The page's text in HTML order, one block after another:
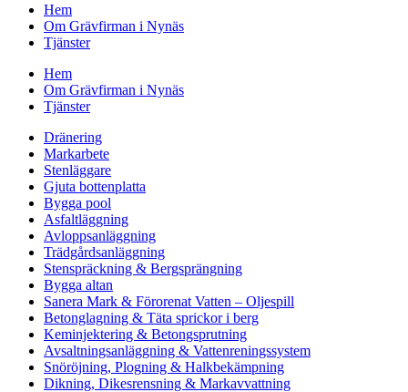
Hem
Om Grävfirman i Nynäs
Tjänster
Hem
Om Grävfirman i Nynäs
Tjänster
Dränering
Markarbete
Stenläggare
Gjuta bottenplatta
Bygga pool
Asfaltläggning
Avloppsanläggning
Trädgårdsanläggning
Stenspräckning & Bergsprängning
Bygga altan
Sanera Mark & Förorenat Vatten – Oljespill
Betonglagning & Täta sprickor i berg
Keminjektering & Betongsprutning
Avsaltningsanläggning & Vattenreningssystem
Snöröjning, Plogning & Halkbekämpning
Dikning, Dikesrensning & Markavvattning